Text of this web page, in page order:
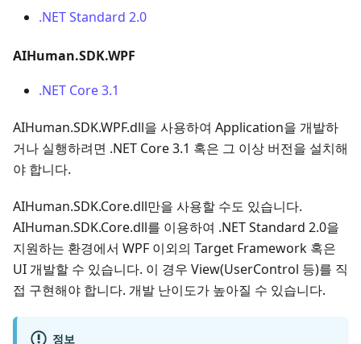
.NET Standard 2.0
AIHuman.SDK.WPF
.NET Core 3.1
AIHuman.SDK.WPF.dll을 사용하여 Application을 개발하
거나 실행하려면 .NET Core 3.1 혹은 그 이상 버전을 설치해
야 합니다.
AIHuman.SDK.Core.dll만을 사용할 수도 있습니다.
AIHuman.SDK.Core.dll를 이용하여 .NET Standard 2.0을
지원하는 환경에서 WPF 이외의 Target Framework 혹은
UI 개발할 수 있습니다. 이 경우 View(UserControl 등)를 직
접 구현해야 합니다. 개발 난이도가 높아질 수 있습니다.
정보